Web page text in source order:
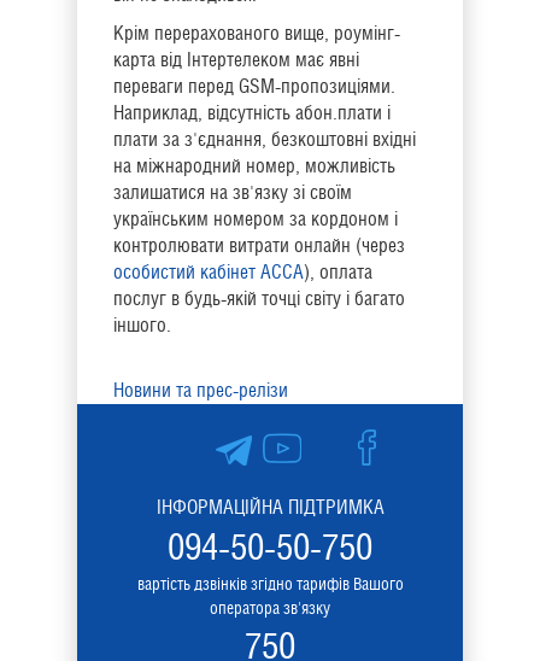
Крім перерахованого вище, роумінг-
карта від Інтертелеком має явні
переваги перед GSM-пропозиціями.
Наприклад, відсутність абон.плати і
плати за з'єднання, безкоштовні вхідні
на міжнародний номер, можливість
залишатися на зв'язку зі своїм
українським номером за кордоном і
контролювати витрати онлайн (через
особистий кабінет АССА), оплата
послуг в будь-якій точці світу і багато
іншого.
Новини та прес-релізи
ІНФОРМАЦІЙНА ПІДТРИМКА
094-50-50-750
вартість дзвінків згідно тарифів Вашого
оператора зв'язку
750